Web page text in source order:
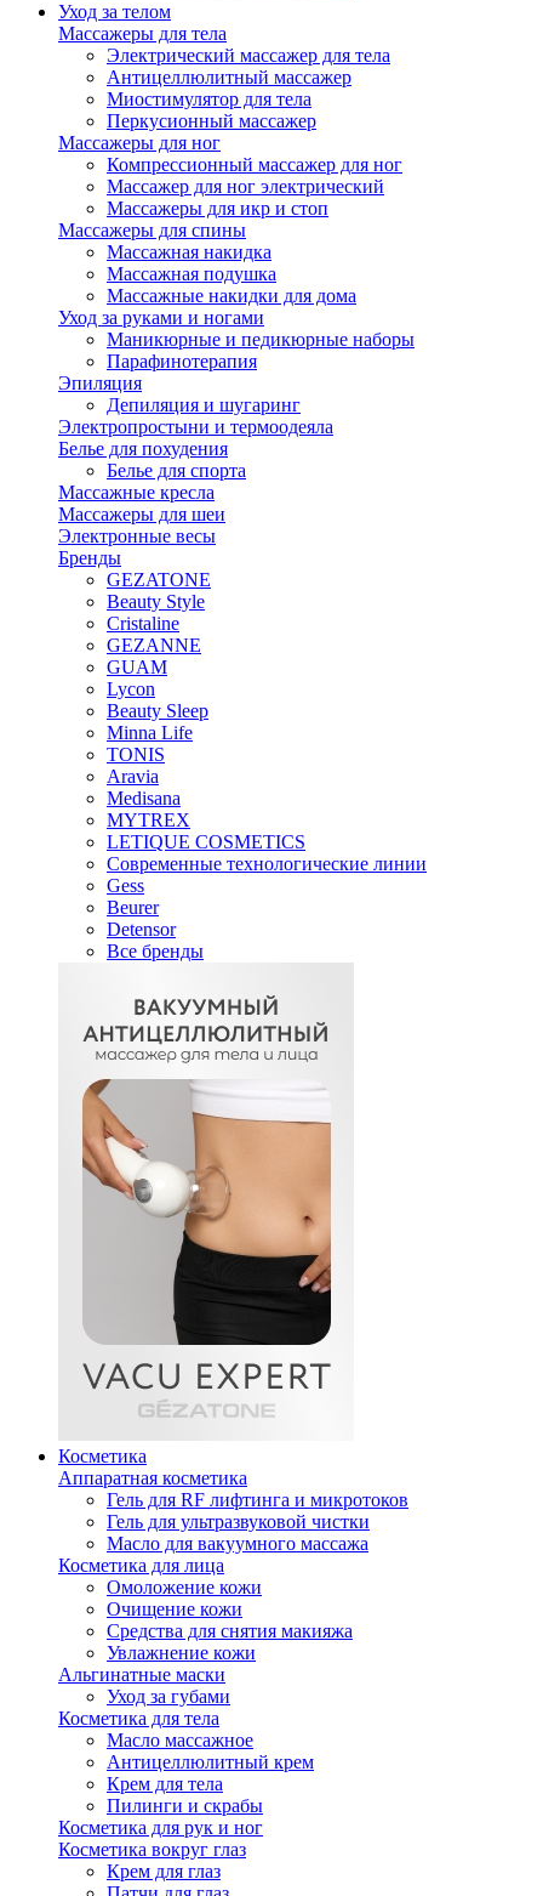
Уход за телом
Массажеры для тела
Электрический массажер для тела
Антицеллюлитный массажер
Миостимулятор для тела
Перкусионный массажер
Массажеры для ног
Компрессионный массажер для ног
Массажер для ног электрический
Массажеры для икр и стоп
Массажеры для спины
Массажная накидка
Массажная подушка
Массажные накидки для дома
Уход за руками и ногами
Маникюрные и педикюрные наборы
Парафинотерапия
Эпиляция
Депиляция и шугаринг
Электропростыни и термоодеяла
Белье для похудения
Белье для спорта
Массажные кресла
Массажеры для шеи
Электронные весы
Бренды
GEZATONE
Beauty Style
Cristaline
GEZANNE
GUAM
Lycon
Beauty Sleep
Minna Life
TONIS
Aravia
Medisana
MYTREX
LETIQUE COSMETICS
Современные технологические линии
Gess
Beurer
Detensor
Все бренды
Косметика
Аппаратная косметика
Гель для RF лифтинга и микротоков
Гель для ультразвуковой чистки
Масло для вакуумного массажа
Косметика для лица
Омоложение кожи
Очищение кожи
Средства для снятия макияжа
Увлажнение кожи
Альгинатные маски
Уход за губами
Косметика для тела
Масло массажное
Антицеллюлитный крем
Крем для тела
Пилинги и скрабы
Косметика для рук и ног
Косметика вокруг глаз
Крем для глаз